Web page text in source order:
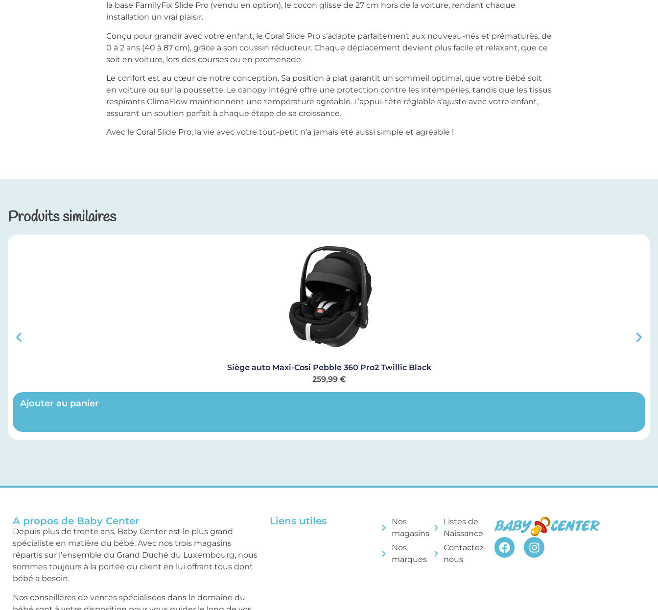
la base FamilyFix Slide Pro (vendu en option), le cocon glisse de 27 cm hors de la voiture, rendant chaque
installation un vrai plaisir.
Conçu pour grandir avec votre enfant, le Coral Slide Pro s’adapte parfaitement aux nouveau-nés et prématurés, de
0 à 2 ans (40 à 87 cm), grâce à son coussin réducteur. Chaque déplacement devient plus facile et relaxant, que ce
soit en voiture, lors des courses ou en promenade.
Le confort est au cœur de notre conception. Sa position à plat garantit un sommeil optimal, que votre bébé soit
en voiture ou sur la poussette. Le canopy intégré offre une protection contre les intempéries, tandis que les tissus
respirants ClimaFlow maintiennent une température agréable. L’appui-tête réglable s’ajuste avec votre enfant,
assurant un soutien parfait à chaque étape de sa croissance.
Avec le Coral Slide Pro, la vie avec votre tout-petit n’a jamais été aussi simple et agréable !
Produits similaires
Siège auto Maxi-Cosi Pebble 360 Pro2 Twillic Black
259,99 €
Ajouter au panier
A propos de Baby Center
Depuis plus de trente ans, Baby Center est le plus grand
spécialiste en matière du bébé. Avec nos trois magasins
répartis sur l’ensemble du Grand Duché du Luxembourg, nous
sommes toujours à la portée du client en lui offrant tous dont
bébé a besoin.
Nos conseillères de ventes spécialisées dans le domaine du
Liens utiles
Nos
magasins
Nos
marques
Listes de
Naissance
Contactez-
nous